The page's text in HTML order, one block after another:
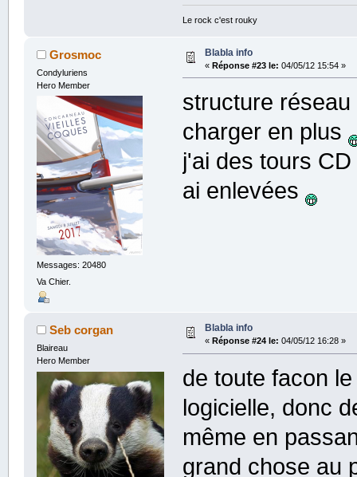
Le rock c'est rouky
Grosmoc
Condyluriens
Hero Member
Messages: 20480
Va Chier.
Blabla info
« Réponse #23 le: 04/05/12 15:54 »
structure
charger en plus
j'ai des tours
ai enlevées
Seb corgan
Blaireau
Hero Member
Blabla info
« Réponse #24 le: 04/05/12 16:28 »
de toute facon
logicielle, donc
même en
grand chose au